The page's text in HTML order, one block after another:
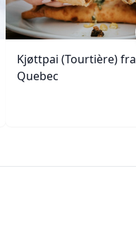
Kjøttpai (Tourtière) fra
Quebec